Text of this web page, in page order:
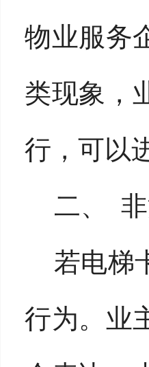
物业服务
类现象，
行，可以
二、
若电梯
行为。业